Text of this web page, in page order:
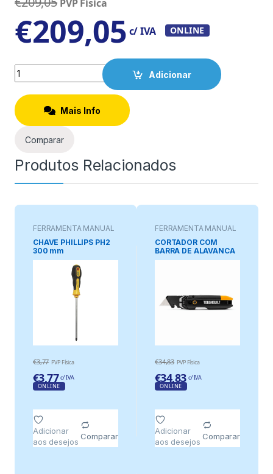
PVP Física
€209,05 c/ IVA ONLINE
Quantity
Adicionar
Mais Info
Comparar
Produtos Relacionados
FERRAMENTA MANUAL
CHAVE PHILLIPS PH2
300 mm
€3,77 PVP Física
€3,77 c/ IVA
ONLINE
Adicionar
aos desejos
Comparar
FERRAMENTA MANUAL
CORTADOR COM
BARRA DE ALAVANCA
E ARMAZENAMENTO
€34,83 PVP Física
€34,83 c/ IVA
ONLINE
Adicionar
aos desejos
Comparar